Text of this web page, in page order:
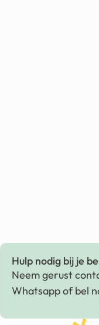
Hulp nodig bij je
Neem gerust
Whatsapp of bel